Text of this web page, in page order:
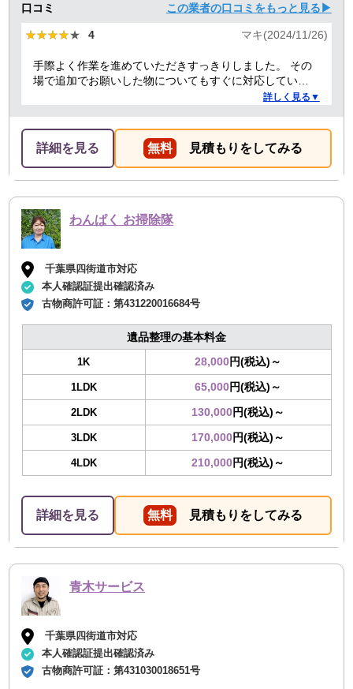
口コミ この業者の口コミをもっと見る▶
★★★★★
★★★★★ 4 マキ(2024/11/26)
手際よく作業を進めていただきすっきりしました。 その
場で追加でお願いした物についてもすぐに対応していた
だきました。 来てくれた二人のうちの一人が女性だった
詳しく見る▼
詳細を見る 無料 見積もりをしてみる
わんぱく お掃除隊
千葉県四街道市対応
本人確認証提出確認済み
古物商許可証：第431220016684号
遺品整理の基本料金
1K 28,000円(税込)～
1LDK 65,000円(税込)～
2LDK 130,000円(税込)～
3LDK 170,000円(税込)～
4LDK 210,000円(税込)～
詳細を見る 無料 見積もりをしてみる
青木サービス
千葉県四街道市対応
本人確認証提出確認済み
古物商許可証：第431030018651号